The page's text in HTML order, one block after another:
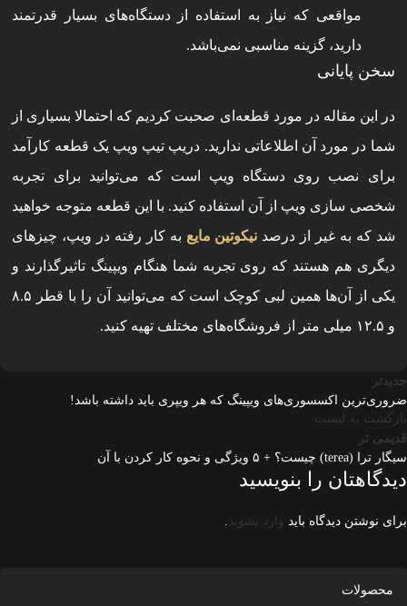
مواقعی که نیاز به استفاده از دستگاه‌های بسیار قدرتمند
دارید، گزینه مناسبی نمی‌باشد.
سخن پایانی
در این مقاله در مورد قطعه‌ای صحبت کردیم که احتمالا بسیاری از
شما در مورد آن اطلاعاتی ندارید. دریپ تیپ ویپ یک قطعه کارآمد
برای نصب روی دستگاه ویپ است که می‌توانید برای تجربه
شخصی سازی ویپ از آن استفاده کنید. با این قطعه متوجه خواهید
شد که به غیر از درصد نیکوتین مایع به کار رفته در ویپ، چیزهای
دیگری هم هستند که روی تجربه شما هنگام ویپینگ تاثیرگذارند و
یکی از آن‌ها همین لبی کوچک است که می‌توانید آن را با قطر ۸.۵
و ۱۲.۵ میلی متر از فروشگاه‌های مختلف تهیه کنید.
جدیدتر
ضروری‌ترین اکسسوری‌های ویپینگ که هر ویپری باید داشته باشد!
بازگشت به لیست
قدیمی تر
سیگار ترا (terea) چیست؟ + ۵ ویژگی و نحوه کار کردن با آن
دیدگاهتان را بنویسید
برای نوشتن دیدگاه باید وارد بشوید
محصولات